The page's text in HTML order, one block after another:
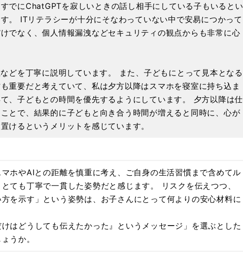
でにChatGPTを寂しいときの話し相手にしている子もいるとい
。 ITリテラシーが十分にそなわっていない中で安易につかって
でなく、個人情報漏洩などセキュリティの観点からも非常に心
どを丁寧に説明しています。 また、子どもにとって見本となる
重要だと考えていて、私は夕方以降はスマホを寝室に持ち込ま
、子どもとの時間を優先するようにしています。 夕方以降は仕
とで、結果的に子どもと向き合う時間が増えると同時に、心が
けるというメリットを感じています。
ホやAIとの距離を慎重に考え、ご自身の生活習慣まで含めてル
ても丁寧で一貫した姿勢だと感じます。 リスクを伝えつつ、
方を示す」という姿勢は、お子さんにとって何よりの安心材料に
はどうしても伝えたかった』というメッセージ」を選ぶとした
うか。